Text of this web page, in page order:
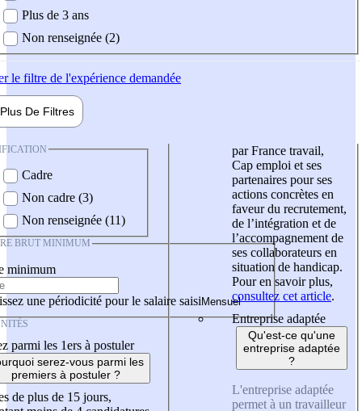
Plus de 3 ans
Non renseignée (2)
le filtre de l'expérience demandée
Plus De Filtres
Cadre
Non cadre (3)
Non renseignée (11)
BRUT MINIMUM
minimum
une périodicité pour le salaire saisi
parmi les 1ers à postuler
serez-vous parmi les
premiers à postuler ?
de plus de 15 jours,
par France travail,
Cap emploi et ses
partenaires pour ses
actions concrètes en
faveur du recrutement,
de l’intégration et de
l’accompagnement de
ses collaborateurs en
situation de handicap.
Pour en savoir plus,
consultez cet article.
Entreprise adaptée
Qu'est-ce qu'une
entreprise adaptée
?
L'entreprise adaptée
permet à un travailleur